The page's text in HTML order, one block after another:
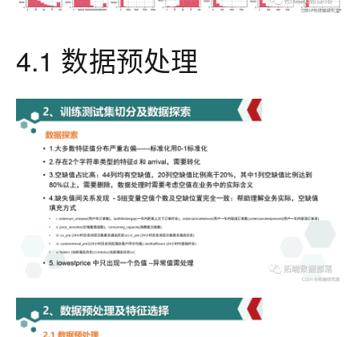
4.1 数据预处理